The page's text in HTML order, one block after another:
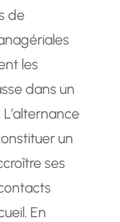
de
les
dans un
un
ses
En